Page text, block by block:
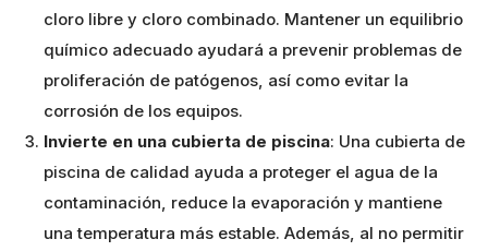
cloro libre y cloro combinado. Mantener un equilibrio
químico adecuado ayudará a prevenir problemas de
proliferación de patógenos, así como evitar la
corrosión de los equipos.
Invierte en una cubierta de piscina: Una cubierta de
piscina de calidad ayuda a proteger el agua de la
contaminación, reduce la evaporación y mantiene
una temperatura más estable. Además, al no permitir